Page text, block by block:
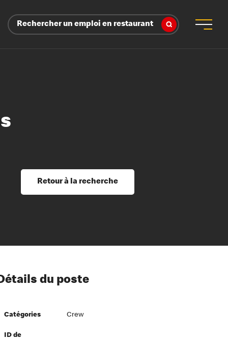
Rechercher un emploi en restaurant
et perfectionnement
du savoir
à l’égard de nos employés
directeurs
équité et inclusion
au travail
Retour à la recherche
du poste
Catégories Crew
ID de